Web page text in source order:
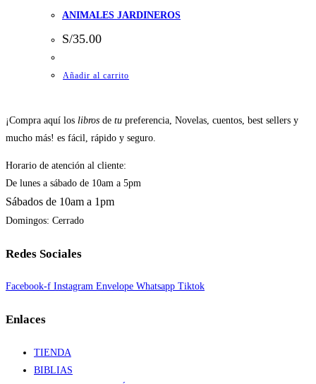
ANIMALES JARDINEROS
S/35.00
Añadir al carrito
¡Compra aquí los libros de tu preferencia, Novelas, cuentos, best sellers y
mucho más! es fácil, rápido y seguro.
Horario de atención al cliente:
De lunes a sábado de 10am a 5pm
Sábados de 10am a 1pm
Domingos: Cerrado
Redes Sociales
Facebook-f Instagram Envelope Whatsapp Tiktok
Enlaces
TIENDA
BIBLIAS